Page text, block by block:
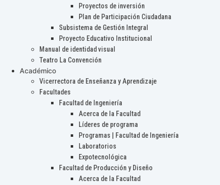
Proyectos de inversión
Plan de Participación Ciudadana
Subsistema de Gestión Integral
Proyecto Educativo Institucional
Manual de identidad visual
Teatro La Convención
Académico
Vicerrectora de Enseñanza y Aprendizaje
Facultades
Facultad de Ingeniería
Acerca de la Facultad
Líderes de programa
Programas | Facultad de Ingeniería
Laboratorios
Expotecnológica
Facultad de Producción y Diseño
Acerca de la Facultad